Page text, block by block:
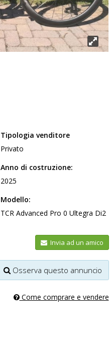
Tipologia venditore
Privato
Anno di costruzione:
2025
Modello:
TCR Advanced Pro 0 Ultegra Di2
Invia ad un amico
Osserva questo annuncio
Come comprare e vendere